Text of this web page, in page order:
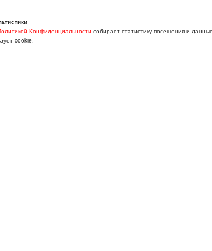
Конфиденциальности собирает статистику посещения и
cookie.